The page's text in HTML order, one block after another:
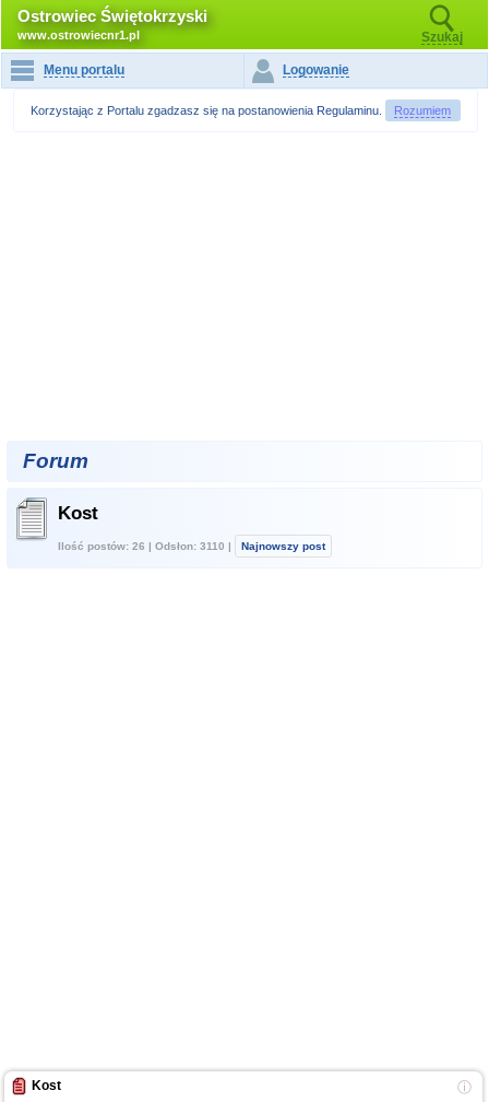
Ostrowiec Świętokrzyski
www.ostrowiecnr1.pl Szukaj
Menu portalu Logowanie
Korzystając z Portalu zgadzasz się na postanowienia Regulaminu Rozumiem
Forum
Kost
Ilość postów: 26 | Odsłon: 3110 | Najnowszy post
ⓘ
Kost